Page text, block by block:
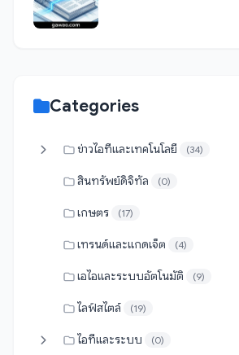
Categories
ข่าวไอทีและเทคโนโลยี (34)
สินทรัพย์ดิจิทัล (0)
เกษตร (17)
เทรนด์และแกดเจ็ต (4)
เอไอและระบบอัตโนมัติ (9)
ไลฟ์สไตล์ (19)
ไอทีและระบบ (0)